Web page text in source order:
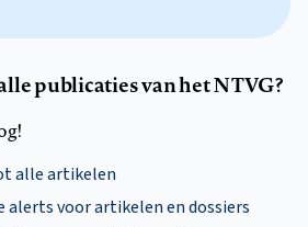
publicaties van het NTVG?
alle artikelen
alerts voor artikelen en dossiers